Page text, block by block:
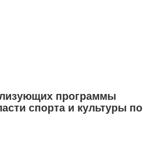
программы
спорта и культуры по